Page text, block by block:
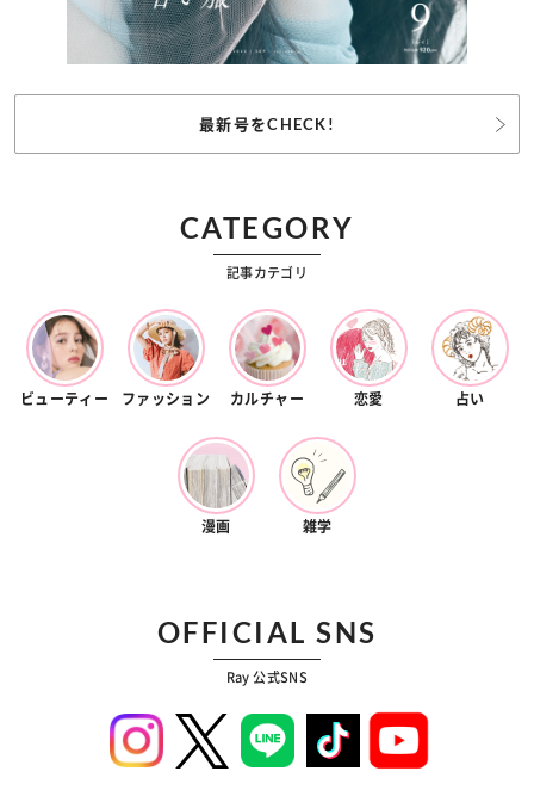
最新号をCHECK!
CATEGORY
記事カテゴリ
ビューティー ファッション カルチャー 恋愛 占い
漫画 雑学
OFFICIAL SNS
Ray 公式SNS